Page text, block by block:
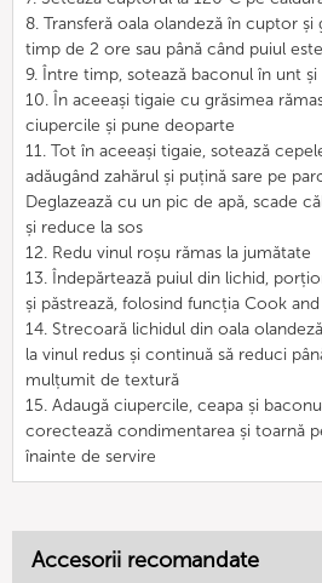
8. Transferă oala olandeză în cuptor și
timp de 2 ore sau până când puiul
9. Între timp, sotează baconul în unt
10. În aceeași tigaie cu grăsimea
ciupercile și pune deoparte
11. Tot în aceeași tigaie, sotează
adăugând zahărul și puțină sare pe
Deglazează cu un pic de apă, scade
și reduce la sos
12. Redu vinul roșu rămas la jumătate
13. Îndepărtează puiul din lichid,
și păstrează, folosind funcția Cook
14. Strecoară lichidul din oala
la vinul redus și continuă să reduci
mulțumit de textură
15. Adaugă ciupercile, ceapa și
corectează condimentarea și toarnă
înainte de servire
Accesorii recomandate